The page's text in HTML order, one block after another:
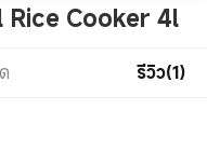
Cooker 4l
รีวิว(1)